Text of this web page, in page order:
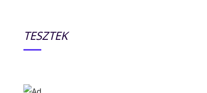
TESZTEK